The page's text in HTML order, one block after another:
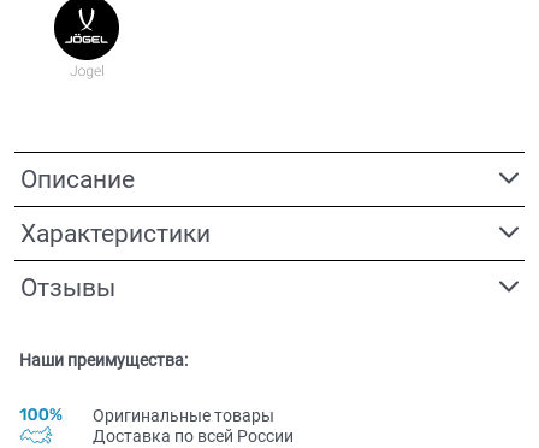
Описание
Характеристики
Отзывы
Наши преимущества:
Оригинальные товары
Доставка по всей Pоссии